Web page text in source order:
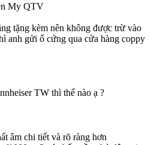
My QTV
tặng kèm nên không được trừ vào
anh gửi ổ cứng qua cửa hàng coppy
TW thì thế nào ạ ?
âm chi tiết và rõ ràng hơn